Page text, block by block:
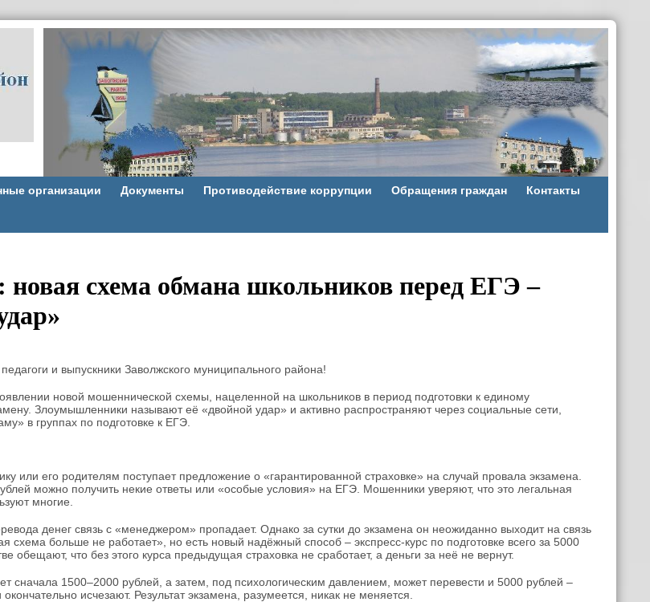
организации Документы Противодействие коррупции Обращения граждан Контакты
схема обмана школьников перед ЕГЭ –
и выпускники Заволжского муниципального района!
новой мошеннической схемы, нацеленной на школьников в период подготовки к единому
Злоумышленники называют её «двойной удар» и активно распространяют через социальные сети,
в группах по подготовке к ЕГЭ.
или его родителям поступает предложение о «гарантированной страховке» на случай провала экзамена.
можно получить некие ответы или «особые условия» на ЕГЭ. Мошенники уверяют, что это легальная
многие.
денег связь с «менеджером» пропадает. Однако за сутки до экзамена он неожиданно выходит на связь
схема больше не работает», но есть новый надёжный способ – экспресс-курс по подготовке всего за 5000
обещают, что без этого курса предыдущая страховка не сработает, а деньги за неё не вернут.
сначала 1500–2000 рублей, а затем, под психологическим давлением, может перевести и 5000 рублей –
исчезают. Результат экзамена, разумеется, никак не меняется.